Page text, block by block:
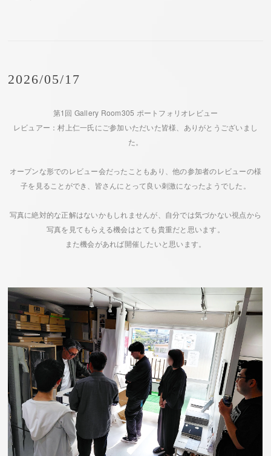
2026/05/17
第1回 Gallery Room305 ポートフォリオレビュー
レビュアー：村上仁一氏にご参加いただいた皆様、ありがとうございまし
た。
オープンな形でのレビュー会だったこともあり、他の参加者のレビューの様
子を見ることができ、皆さんにとって良い刺激になったようでした。
写真に絶対的な正解はないかもしれませんが、自分では気づかない視点から
写真を見てもらえる機会はとても貴重だと思います。
また機会があれば開催したいと思います。